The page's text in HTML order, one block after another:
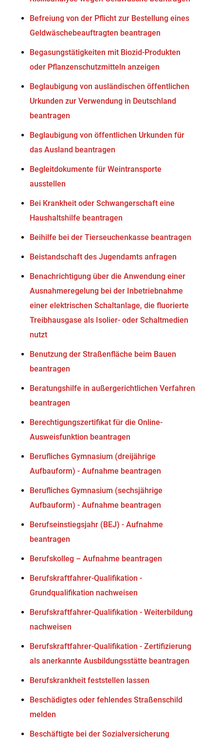
Befreiung von der Pflicht zur Bestellung eines
Geldwäschebeauftragten beantragen
Begasungstätigkeiten mit Biozid-Produkten
oder Pflanzenschutzmitteln anzeigen
Beglaubigung von ausländischen öffentlichen
Urkunden zur Verwendung in Deutschland
beantragen
Beglaubigung von öffentlichen Urkunden für
das Ausland beantragen
Begleitdokumente für Weintransporte
ausstellen
Bei Krankheit oder Schwangerschaft eine
Haushaltshilfe beantragen
Beihilfe bei der Tierseuchenkasse beantragen
Beistandschaft des Jugendamts anfragen
Benachrichtigung über die Anwendung einer
Ausnahmeregelung bei der Inbetriebnahme
einer elektrischen Schaltanlage, die fluorierte
Treibhausgase als Isolier- oder Schaltmedien
nutzt
Benutzung der Straßenfläche beim Bauen
beantragen
Beratungshilfe in außergerichtlichen Verfahren
beantragen
Berechtigungszertifikat für die Online-
Ausweisfunktion beantragen
Berufliches Gymnasium (dreijährige
Aufbauform) - Aufnahme beantragen
Berufliches Gymnasium (sechsjährige
Aufbauform) - Aufnahme beantragen
Berufseinstiegsjahr (BEJ) - Aufnahme
beantragen
Berufskolleg – Aufnahme beantragen
Berufskraftfahrer-Qualifikation -
Grundqualifikation nachweisen
Berufskraftfahrer-Qualifikation - Weiterbildung
nachweisen
Berufskraftfahrer-Qualifikation - Zertifizierung
als anerkannte Ausbildungsstätte beantragen
Berufskrankheit feststellen lassen
Beschädigtes oder fehlendes Straßenschild
melden
Beschäftigte bei der Sozialversicherung